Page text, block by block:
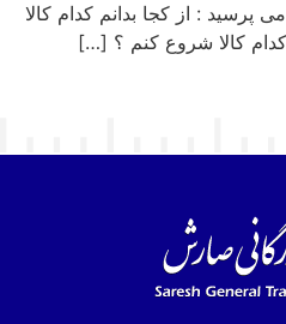
پرسید : از کجا بدانم کدام کالا
کالا شروع کنم ؟ […]